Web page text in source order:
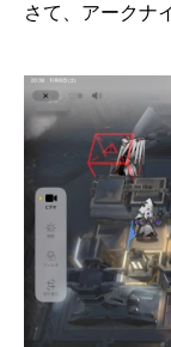
さて、アークナ